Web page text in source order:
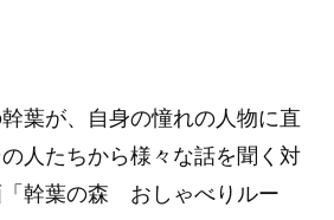
葉が、自身の憧れの人物に直
人たちから様々な話を聞く対
幹葉の森 おしゃべりルー